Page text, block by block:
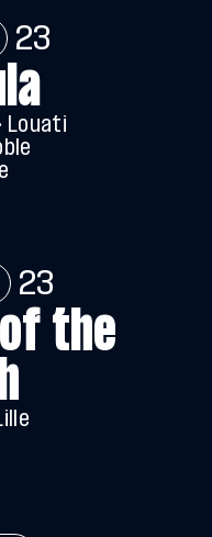
23
Louati
23
the